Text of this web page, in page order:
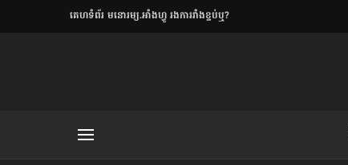
​គេហទំព័រ មនោរម្យ.អាំងហ្វូ រងការរាំងខ្ទប់ឬ?